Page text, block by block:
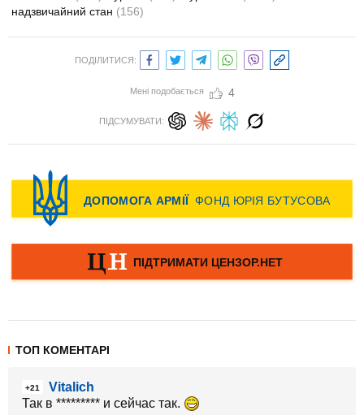
надзвичайний стан (156)
ПОДІЛИТИСЯ:
Мені подобається 4
ПІДСУМУВАТИ:
ТОП КОМЕНТАРІ
+21
Vitalich
Так в ********* и сейчас так.